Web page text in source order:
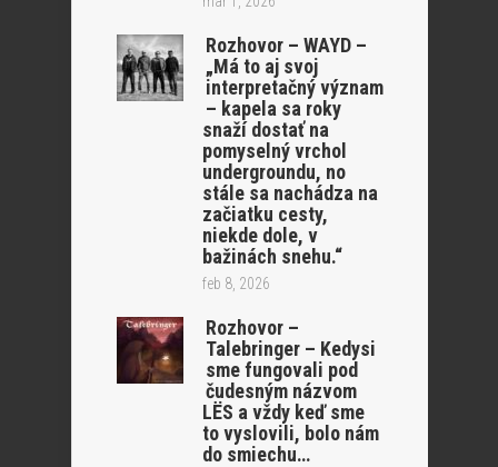
Rozhovor – WAYD –
„Má to aj svoj
interpretačný význam
– kapela sa roky
snaží dostať na
pomyselný vrchol
undergroundu, no
stále sa nachádza na
začiatku cesty,
niekde dole, v
bažinách snehu.“
feb 8, 2026
Rozhovor –
Talebringer – Kedysi
sme fungovali pod
čudesným názvom
LËS a vždy keď sme
to vyslovili, bolo nám
do smiechu…